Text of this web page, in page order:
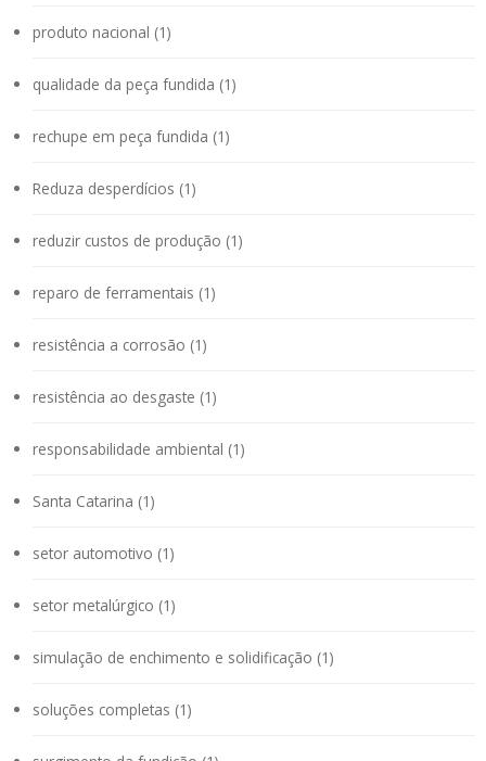
produto nacional (1)
qualidade da peça fundida (1)
rechupe em peça fundida (1)
Reduza desperdícios (1)
reduzir custos de produção (1)
reparo de ferramentais (1)
resistência a corrosão (1)
resistência ao desgaste (1)
responsabilidade ambiental (1)
Santa Catarina (1)
setor automotivo (1)
setor metalúrgico (1)
simulação de enchimento e solidificação (1)
soluções completas (1)